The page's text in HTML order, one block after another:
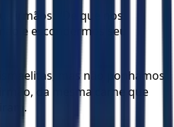
irmãos: “De que nos
e escondermos seu
mas não ponhamos
da mesma carne que